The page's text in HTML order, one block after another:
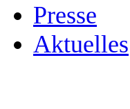
Presse
Aktuelles